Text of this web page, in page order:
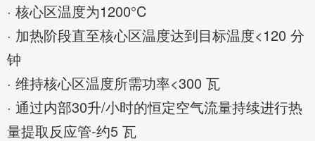
· 核心区温度为1200°C
· 加热阶段直至核心区温度达到目标温度<120 分
钟
· 维持核心区温度所需功率<300 瓦
· 通过内部30升/小时的恒定空气流量持续进行热
量提取反应管-约5 瓦